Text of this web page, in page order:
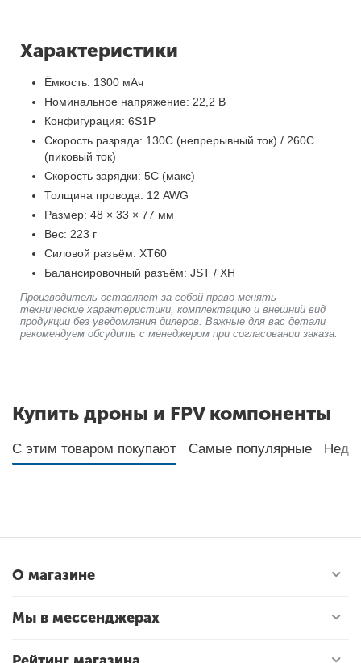
Характеристики
Ёмкость: 1300 мАч
Номинальное напряжение: 22,2 В
Конфигурация: 6S1P
Скорость разряда: 130C (непрерывный ток) / 260C
(пиковый ток)
Скорость зарядки: 5C (макс)
Толщина провода: 12 AWG
Размер: 48 × 33 × 77 мм
Вес: 223 г
Силовой разъём: XT60
Балансировочный разъём: JST / XH
Производитель оставляет за собой право менять
технические характеристики, комплектацию и внешний вид
продукции без уведомления дилеров. Важные для вас детали
рекомендуем обсудить с менеджером при согласовании заказа.
Купить дроны и FPV компоненты
С этим товаром покупают Самые популярные
О магазине
Мы в мессенджерах